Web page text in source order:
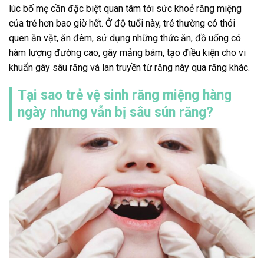
lúc bố mẹ cần đặc biệt quan tâm tới sức khoẻ răng miệng
của trẻ hơn bao giờ hết. Ở độ tuổi này, trẻ thường có thói
quen ăn vặt, ăn đêm, sử dụng những thức ăn, đồ uống có
hàm lượng đường cao, gây mảng bám, tạo điều kiện cho vi
khuẩn gây sâu răng và lan truyền từ răng này qua răng khác.
Tại sao trẻ vệ sinh răng miệng hàng
ngày nhưng vẫn bị sâu sún răng?